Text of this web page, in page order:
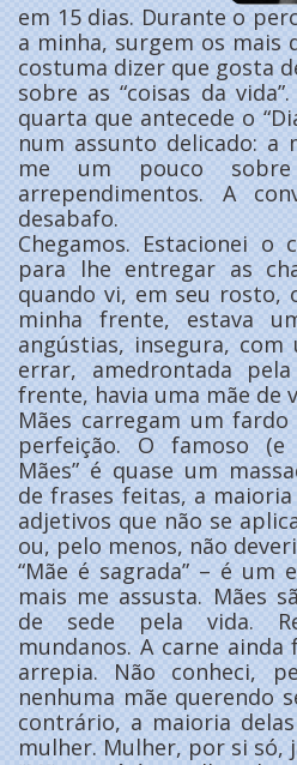
em 15 dias. Durante o
a minha, surgem os mais
costuma dizer que gosta
sobre as “coisas da
quarta que antecede o
num assunto delicado: a
me um pouco
arrependimentos. A
desabafo.
Chegamos. Estacionei
para lhe entregar as
quando vi, em seu rosto,
minha frente, estava
angústias, insegura,
errar, amedrontada
frente, havia uma mãe de
Mães carregam um
perfeição. O famoso (e
Mães” é quase um
de frases feitas, a
adjetivos que não se
ou, pelo menos, não
“Mãe é sagrada” – é um
mais me assusta. Mães
de sede pela vida.
mundanos. A carne ainda
arrepia. Não conheci,
nenhuma mãe querendo
contrário, a maioria
mulher. Mulher, por si só,